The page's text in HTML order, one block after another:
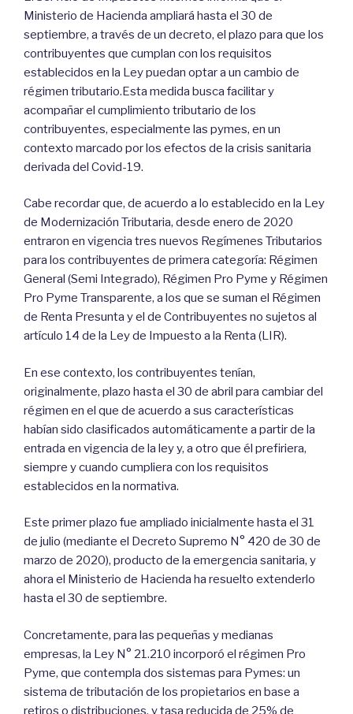
Ministerio de Hacienda ampliará hasta el 30 de
septiembre, a través de un decreto, el plazo para que los
contribuyentes que cumplan con los requisitos
establecidos en la Ley puedan optar a un cambio de
régimen tributario.Esta medida busca facilitar y
acompañar el cumplimiento tributario de los
contribuyentes, especialmente las pymes, en un
contexto marcado por los efectos de la crisis sanitaria
derivada del Covid-19.
Cabe recordar que, de acuerdo a lo establecido en la Ley
de Modernización Tributaria, desde enero de 2020
entraron en vigencia tres nuevos Regímenes Tributarios
para los contribuyentes de primera categoría: Régimen
General (Semi Integrado), Régimen Pro Pyme y Régimen
Pro Pyme Transparente, a los que se suman el Régimen
de Renta Presunta y el de Contribuyentes no sujetos al
artículo 14 de la Ley de Impuesto a la Renta (LIR).
En ese contexto, los contribuyentes tenían,
originalmente, plazo hasta el 30 de abril para cambiar del
régimen en el que de acuerdo a sus características
habían sido clasificados automáticamente a partir de la
entrada en vigencia de la ley y, a otro que él prefiriera,
siempre y cuando cumpliera con los requisitos
establecidos en la normativa.
Este primer plazo fue ampliado inicialmente hasta el 31
de julio (mediante el Decreto Supremo N° 420 de 30 de
marzo de 2020), producto de la emergencia sanitaria, y
ahora el Ministerio de Hacienda ha resuelto extenderlo
hasta el 30 de septiembre.
Concretamente, para las pequeñas y medianas
empresas, la Ley N° 21.210 incorporó el régimen Pro
Pyme, que contempla dos sistemas para Pymes: un
sistema de tributación de los propietarios en base a
retiros o distribuciones, y tasa reducida de 25% de